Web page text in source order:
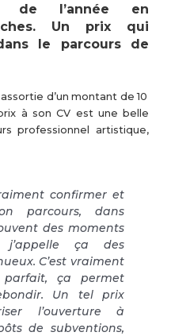
de l’année en
Un prix qui
le parcours de
d’un montant de 10
à son CV est une belle
professionnel artistique,
confirmer et
parcours, dans
des moments
ça des
C’est vraiment
parfait, ça permet
Un tel prix
l’ouverture à
de subventions,